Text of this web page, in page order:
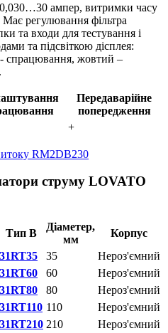
ампер, витримки часу
регулювання фільтра
та входи для тестування і
та підсвіткою дісплея:
спрацювання, жовтий –
Передаварійне
попередження
+
RM2DB230
струму LOVATO
Тип B
Діаметер,
мм
Корпус
31RT35 35
Нероз'ємний
31RT60 60
Нероз'ємний
31RT80 80
Нероз'ємний
31RT110 110
Нероз'ємний
31RT210 210
Нероз'ємний